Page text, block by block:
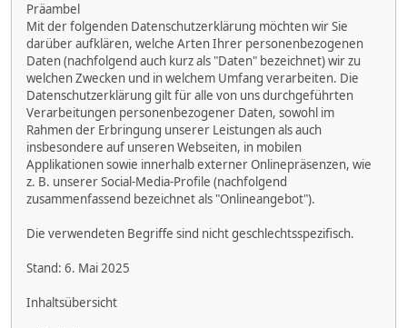
Präambel
Mit der folgenden Datenschutzerklärung möchten wir Sie
darüber aufklären, welche Arten Ihrer personenbezogenen
Daten (nachfolgend auch kurz als "Daten" bezeichnet) wir zu
welchen Zwecken und in welchem Umfang verarbeiten. Die
Datenschutzerklärung gilt für alle von uns durchgeführten
Verarbeitungen personenbezogener Daten, sowohl im
Rahmen der Erbringung unserer Leistungen als auch
insbesondere auf unseren Webseiten, in mobilen
Applikationen sowie innerhalb externer Onlinepräsenzen, wie
z. B. unserer Social-Media-Profile (nachfolgend
zusammenfassend bezeichnet als "Onlineangebot").
Die verwendeten Begriffe sind nicht geschlechtsspezifisch.
Stand: 6. Mai 2025
Inhaltsübersicht